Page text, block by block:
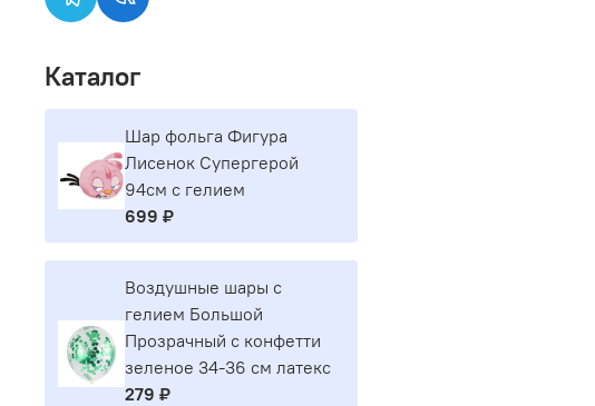
Каталог
Шар фольга Фигура
Лисенок Супергерой
94см с гелием
699 ₽
Воздушные шары с
гелием Большой
Прозрачный с конфетти
зеленое 34-36 см латекс
279 ₽